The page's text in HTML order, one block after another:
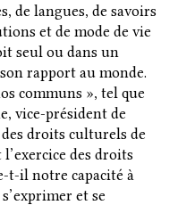
de langues, de savoirs
et de mode de vie
seul ou dans un
rapport au monde.
communs », tel que
vice-président de
droits culturels de
des droits
t-il notre capacité à
et se